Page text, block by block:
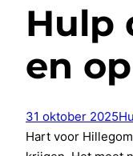
Hulp
en
31 oktober 2025
Hart voor